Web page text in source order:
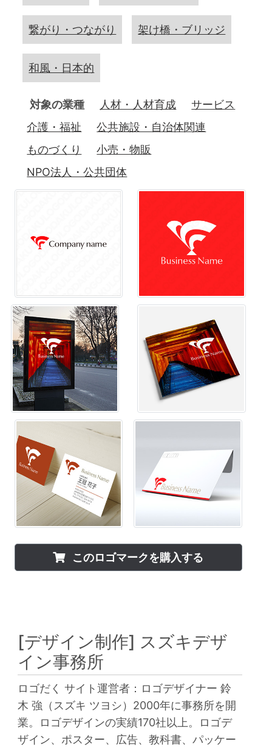
繋がり・つながり 架け橋・ブリッジ
和風・日本的
対象の業種 人材・人材育成
サービス
介護・福祉
公共施設・自治体関連
ものづくり
小売・物販
NPO法人・公共団体
このロゴマークを購入する
[デザイン制作] スズキデザ
イン事務所
ロゴだく サイト運営者：ロゴデザイナー 鈴
木 強（スズキ ツヨシ）2000年に事務所を開
業。ロゴデザインの実績170社以上。ロゴデ
ザイン、ポスター、広告、教科書、パッケー